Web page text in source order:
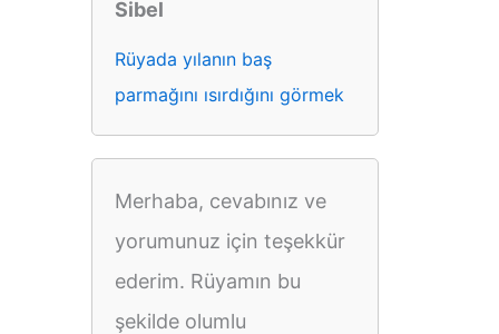
Sibel
Rüyada yılanın baş
parmağını ısırdığını görmek
Merhaba, cevabınız ve
yorumunuz için teşekkür
ederim. Rüyamın bu
şekilde olumlu